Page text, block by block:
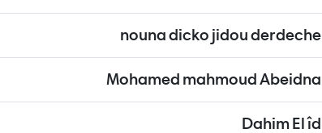
nouna dicko jidou derdeche
Mohamed mahmoud Abeidna
Dahim El îd